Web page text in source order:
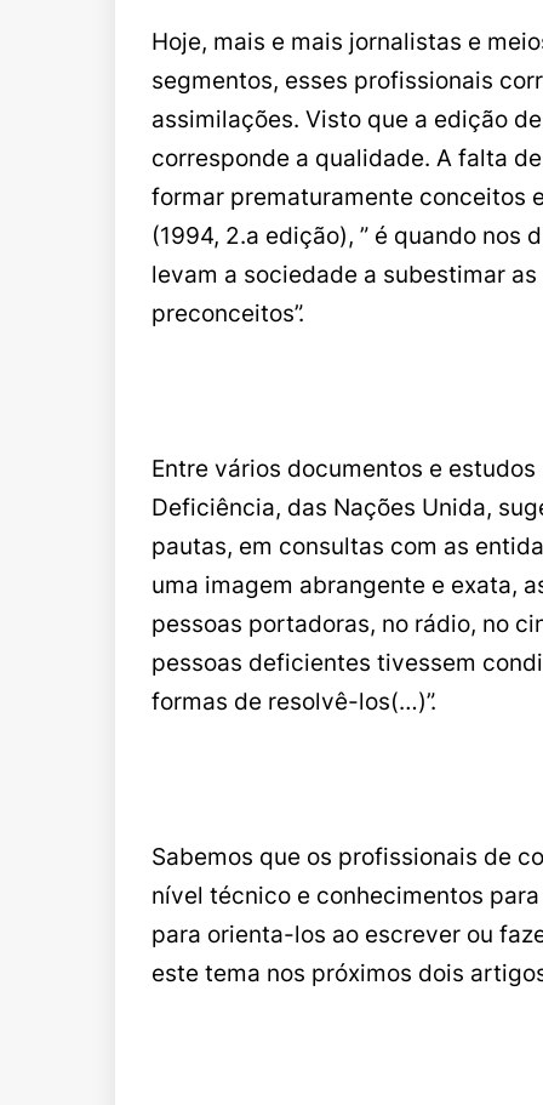
Hoje, mais e mais jornalistas e
segmentos, esses profissionais
assimilações. Visto que a edição
corresponde a qualidade. A falta
formar prematuramente conceitos
(1994, 2.a edição), ” é quando nos
levam a sociedade a subestimar
preconceitos”.
Entre vários documentos e
Deficiência, das Nações Unida,
pautas, em consultas com as
uma imagem abrangente e exata,
pessoas portadoras, no rádio, no
pessoas deficientes tivessem
formas de resolvê-los(…)”.
Sabemos que os profissionais de
nível técnico e conhecimentos
para orienta-los ao escrever ou
este tema nos próximos dois